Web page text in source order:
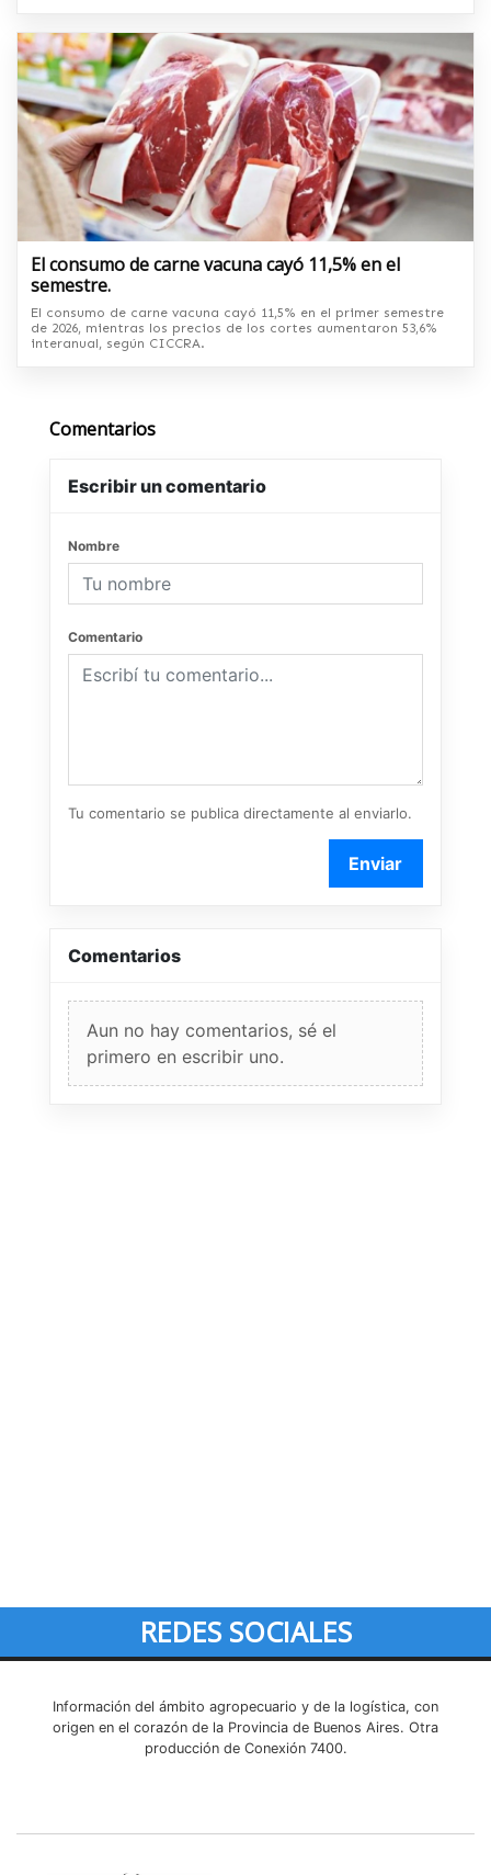
El consumo de carne vacuna cayó 11,5% en el
semestre.
El consumo de carne vacuna cayó 11,5% en el primer semestre
de 2026, mientras los precios de los cortes aumentaron 53,6%
interanual, según CICCRA.
Comentarios
Escribir un comentario
Nombre
Comentario
Tu comentario se publica directamente al enviarlo.
Enviar
Comentarios
Aun no hay comentarios, sé el
primero en escribir uno.
REDES SOCIALES
Información del ámbito agropecuario y de la logística, con
origen en el corazón de la Provincia de Buenos Aires. Otra
producción de Conexión 7400.